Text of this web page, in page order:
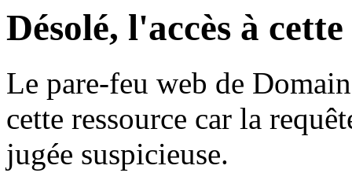
Désolé, l'accès à
Le pare-feu web de
cette ressource car la
jugée suspicieuse.